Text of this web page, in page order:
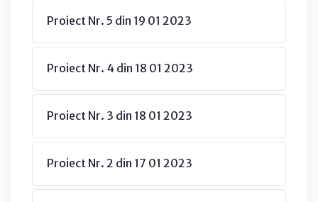
Proiect Nr. 5 din 19 01 2023
Proiect Nr. 4 din 18 01 2023
Proiect Nr. 3 din 18 01 2023
Proiect Nr. 2 din 17 01 2023